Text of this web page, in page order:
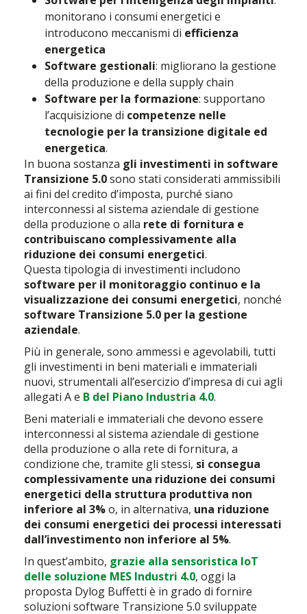
monitorano i consumi energetici e
introducono meccanismi di efficienza
energetica
Software gestionali: migliorano la gestione
della produzione e della supply chain
Software per la formazione: supportano
l’acquisizione di competenze nelle
tecnologie per la transizione digitale ed
energetica.
In buona sostanza gli investimenti in software
Transizione 5.0sono stati considerati ammissibili
ai fini del credito d’imposta, purché siano
interconnessi al sistema aziendale di gestione
della produzione o alla rete di fornitura e
contribuiscano complessivamente alla
riduzione dei consumi energetici.
Questa tipologia di investimenti includono
software per il monitoraggio continuo e la
visualizzazione dei consumi energetici, nonché
software Transizione 5.0 per la gestione
aziendale.
Più in generale, sono ammessi e agevolabili, tutti
gli investimenti in beni materiali e immateriali
nuovi, strumentali all’esercizio d’impresa di cui agli
allegati A e B del Piano Industria 4.0.
Beni materiali e immateriali che devono essere
interconnessi al sistema aziendale di gestione
della produzione o alla rete di fornitura, a
condizione che, tramite gli stessi, si consegua
complessivamente una riduzione dei consumi
energetici della struttura produttiva non
inferiore al 3%o, in alternativa, una riduzione
dei consumi energetici dei processi interessati
dall’investimento non inferiore al 5%.
In quest’ambito, grazie alla sensoristica IoT
delle soluzione MES Industri 4.0, oggi la
proposta Dylog Buffetti è in grado di fornire
soluzioni software Transizione 5.0 sviluppate